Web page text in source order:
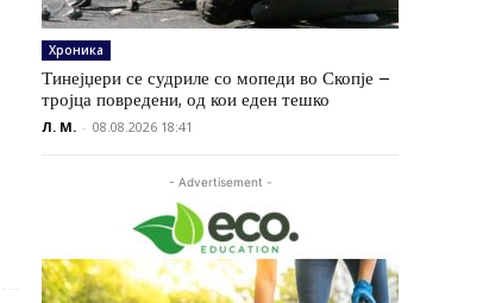
Хроника
Тинејџери се судриле со мопеди во Скопје –
тројца повредени, од кои еден тешко
Л. М. - 08.08.2026 18:41
- Advertisement -